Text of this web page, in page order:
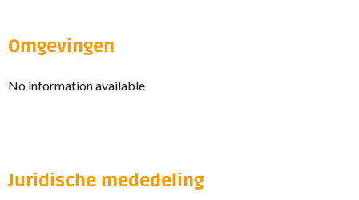
Omgevingen
No information available
Juridische mededeling